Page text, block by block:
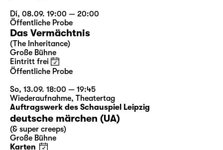
Di, 08.09. 19:00 — 20:00
Öffentliche Probe
Das Vermächtnis
(The Inheritance)
Große Bühne
Eintritt frei
Öffentliche Probe
So, 13.09. 18:00 — 19:45
Wiederaufnahme, Theatertag
Auftragswerk des Schauspiel Leipzig
deutsche märchen (UA)
(& super creeps)
Große Bühne
Karten